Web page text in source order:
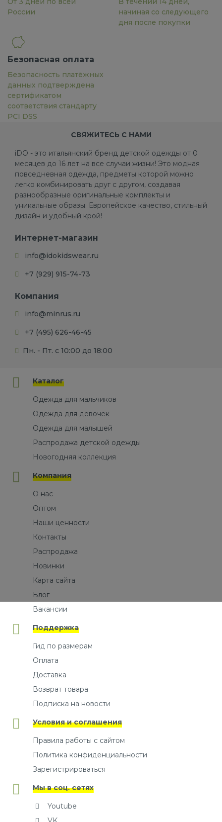
России
начиная со следующего
дня после покупки
Безопасная оплата
Безопасность платёжных
данных подтверждена
сертификатом
соответствия стандарту
PCI DSS
СВЯЖИТЕСЬ С НАМИ
iDO - это итальянский бренд детской одежды от 0
месяцев до 16 лет на все случаи жизни! Это модная
повседневная одежда, предметы которой можно
легко комбинировать друг с другом, создавая
разнообразные оригинальные комплекты и
уникальные образы. Европейское качество, стильный
дизайн и удобный крой!
Интернет-магазин
info@idokidswear.ru
+7 (929) 915-74-73
Компания
info@minrus.ru
+7 (495) 626-46-45
Пн. - Пт. с 10:00 до 18:00
Каталог
Одежда для мальчиков
Одежда для девочек
Одежда для малышей
Распродажа детской одежды
Новогодняя коллекция
Компания
О нас
Оптом
Наши ценности
Контакты
Распродажа
Новинки
Карта сайта
Блог
Вакансии
Поддержка
Гид по размерам
Оплата
Доставка
Возврат товара
Подписка на новости
Условия и соглашения
Правила работы с сайтом
Политика конфиденциальности
Зарегистрироваться
Мы в соц. сетях
Youtube